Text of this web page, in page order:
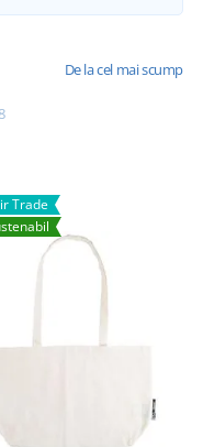
De la cel mai scump
Trade